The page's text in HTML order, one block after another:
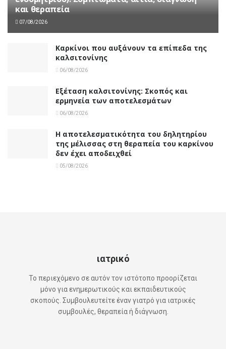
και θεραπεία
07/08/2026
Καρκίνοι που αυξάνουν τα επίπεδα της
καλσιτονίνης
06/08/2026
Εξέταση καλσιτονίνης: Σκοπός και
ερμηνεία των αποτελεσμάτων
06/08/2026
Η αποτελεσματικότητα του δηλητηρίου
της μέλισσας στη θεραπεία του καρκίνου
δεν έχει αποδειχθεί
05/08/2026
ιατρικό
Το περιεχόμενο σε αυτόν τον ιστότοπο προορίζεται
μόνο για ενημερωτικούς και εκπαιδευτικούς
σκοπούς. Συμβουλευτείτε έναν γιατρό για ιατρικές
συμβουλές, θεραπεία ή διάγνωση.